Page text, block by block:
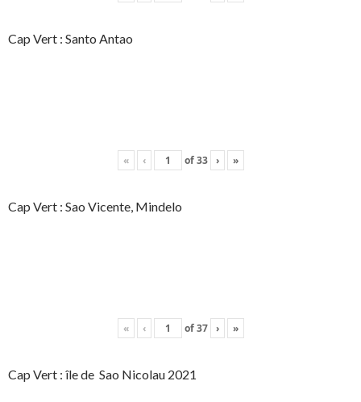
Cap Vert : Santo Antao
« ‹ of33 › »
Cap Vert : Sao Vicente, Mindelo
« ‹ of37 › »
Cap Vert : île de Sao Nicolau 2021